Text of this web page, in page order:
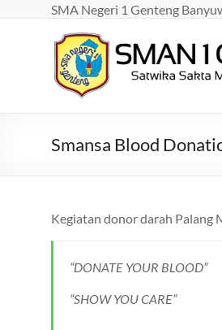
SMA Negeri 1 Genteng
SMAN
1
Satwika
Smansa Blood
Kegiatan donor darah Palang
“DONATE YOUR BLOOD”
“SHOW YOU CARE”